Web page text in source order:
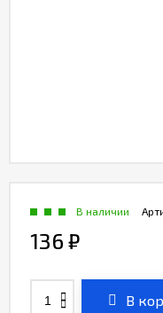
В наличии
136 ₽
В